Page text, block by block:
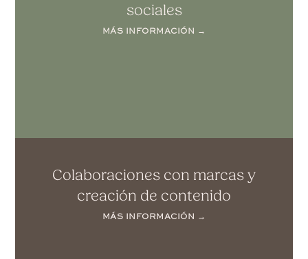
sociales
MÁS INFORMACIÓN →
Colaboraciones con marcas y
creación de contenido
MÁS INFORMACIÓN →